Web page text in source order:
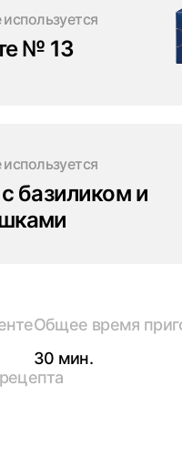
используется
№ 13
используется
базиликом и
Общее время
30 мин.